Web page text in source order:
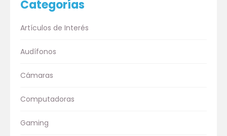
Categorías
Artículos de Interés
Audífonos
Cámaras
Computadoras
Gaming